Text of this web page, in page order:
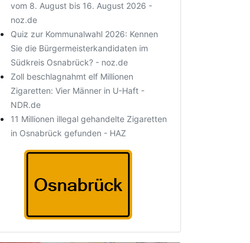
vom 8. August bis 16. August 2026 -
noz.de
Quiz zur Kommunalwahl 2026: Kennen
Sie die Bürgermeisterkandidaten im
Südkreis Osnabrück? - noz.de
Zoll beschlagnahmt elf Millionen
Zigaretten: Vier Männer in U-Haft -
NDR.de
11 Millionen illegal gehandelte Zigaretten
in Osnabrück gefunden - HAZ